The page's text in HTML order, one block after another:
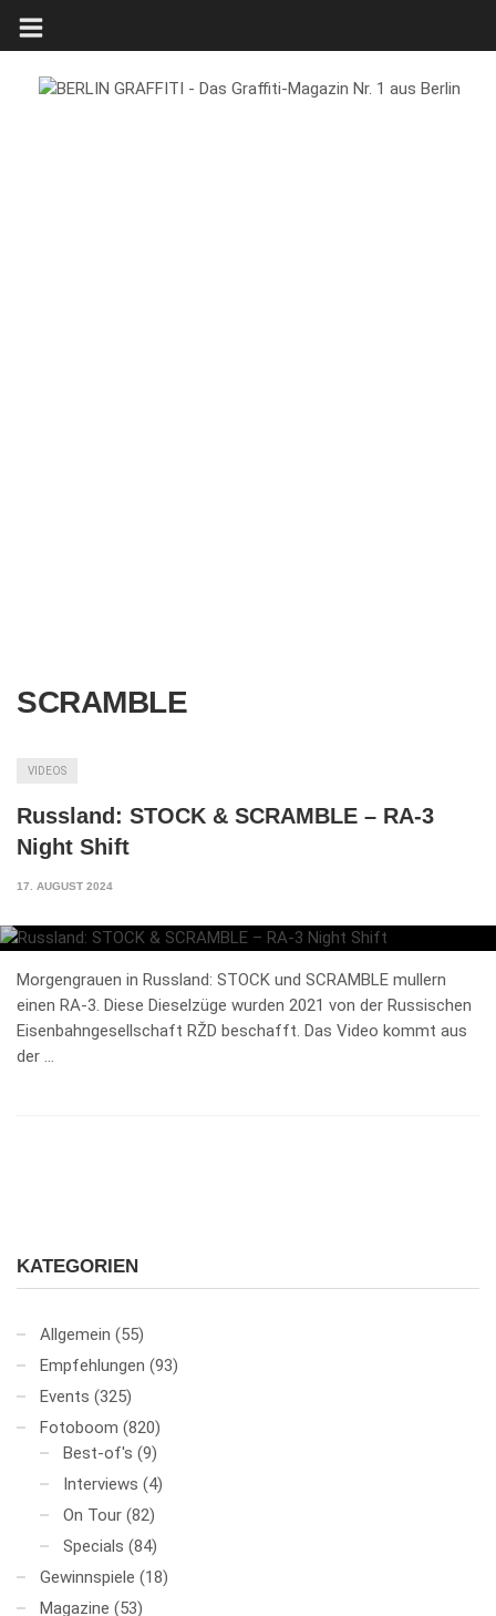
SCRAMBLE
VIDEOS
Russland: STOCK & SCRAMBLE – RA-3
Night Shift
17. AUGUST 2024
Morgengrauen in Russland: STOCK und SCRAMBLE mullern
einen RA-3. Diese Dieselzüge wurden 2021 von der Russischen
Eisenbahngesellschaft RŽD beschafft. Das Video kommt aus
der …
KATEGORIEN
Allgemein (55)
Empfehlungen (93)
Events (325)
Fotoboom (820)
Best-of's (9)
Interviews (4)
On Tour (82)
Specials (84)
Gewinnspiele (18)
Magazine (53)